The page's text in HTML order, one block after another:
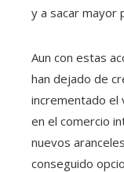
y a sacar mayor
Aun con estas
han dejado de
incrementado el
en el comercio
nuevos
conseguido